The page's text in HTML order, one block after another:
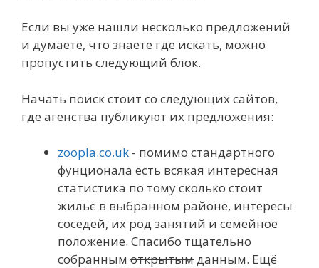
Если вы уже нашли несколько предложений
и думаете, что знаете где искать, можно
пропустить следующий блок.
Начать поиск стоит со следующих сайтов,
где агенства публикуют их предложения:
zoopla.co.uk - помимо стандартного
фунционала есть всякая интересная
статистика по тому сколько стоит
жильё в выбранном районе, интересы
соседей, их род занятий и семейное
положение. Спасибо тщательно
собранным открытымданным. Ещё